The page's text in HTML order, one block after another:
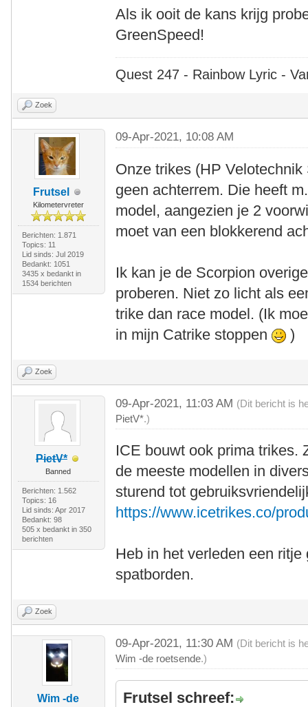
Als ik ooit de kans krijg
GreenSpeed!
Quest 247 - Rainbow Lyric -
Zoek
Frutsel
Kilometervreter
Berichten: 1.871
Topics: 11
Lid sinds: Jul 2019
Bedankt: 1051
3435 x bedankt in
1534 berichten
09-Apr-2021, 10:08 AM
Onze trikes (HP
geen achterrem. Die heeft
model, aangezien je 2
moet van een blokkerend
Ik kan je de Scorpion
proberen. Niet zo licht als
trike dan race model. (Ik
in mijn Catrike stoppen
)
Zoek
PietV*
Banned
Berichten: 1.562
Topics: 16
Lid sinds: Apr 2017
Bedankt: 98
505 x bedankt in 350
berichten
09-Apr-2021, 11:03 AM (Dit bericht is
PietV*.)
ICE bouwt ook prima trikes.
de meeste modellen in
sturend tot
https://www.icetrikes.co/
Heb in het verleden een
spatborden.
Zoek
Wim -de
09-Apr-2021, 11:30 AM (Dit bericht is
Wim -de roetsende.)
Frutsel schreef: